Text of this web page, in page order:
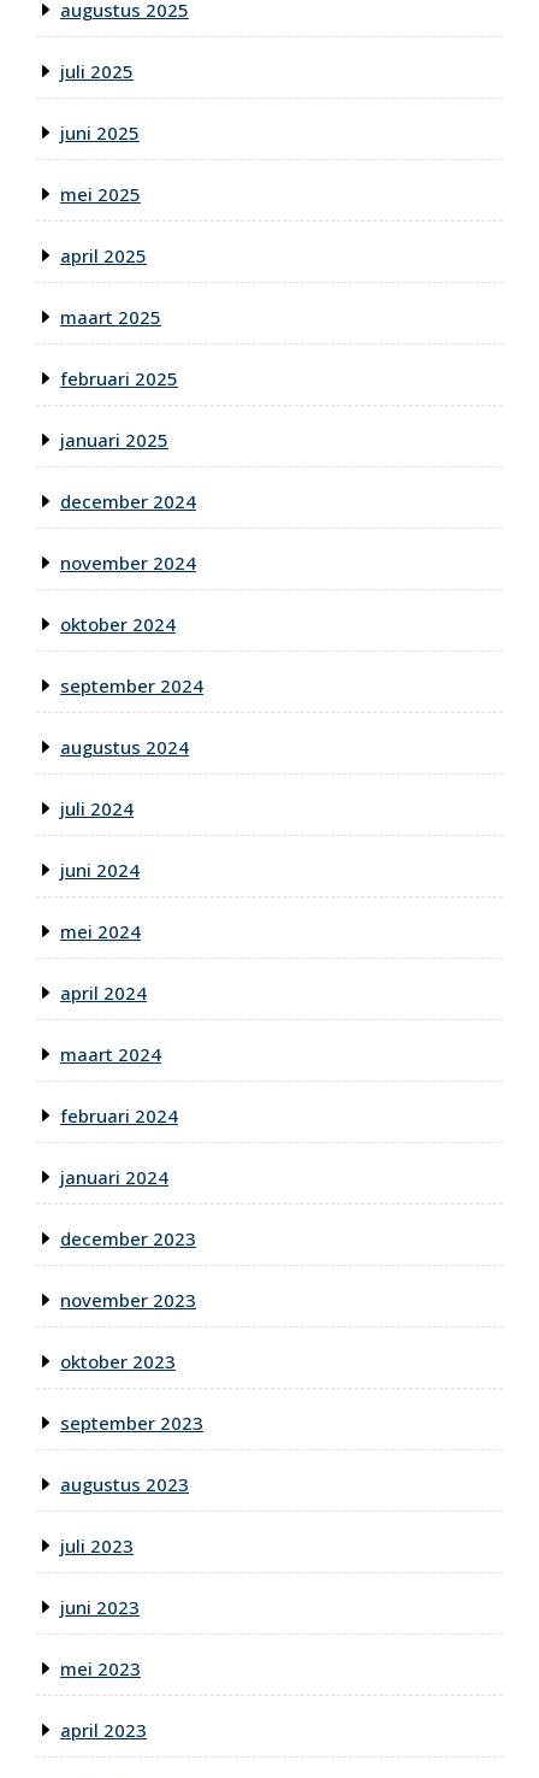
augustus 2025
juli 2025
juni 2025
mei 2025
april 2025
maart 2025
februari 2025
januari 2025
december 2024
november 2024
oktober 2024
september 2024
augustus 2024
juli 2024
juni 2024
mei 2024
april 2024
maart 2024
februari 2024
januari 2024
december 2023
november 2023
oktober 2023
september 2023
augustus 2023
juli 2023
juni 2023
mei 2023
april 2023